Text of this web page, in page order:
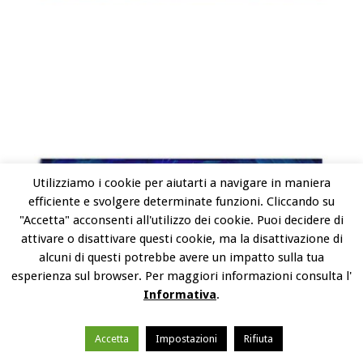
Utilizziamo i cookie per aiutarti a navigare in maniera
efficiente e svolgere determinate funzioni. Cliccando su
"Accetta" acconsenti all'utilizzo dei cookie. Puoi decidere di
attivare o disattivare questi cookie, ma la disattivazione di
alcuni di questi potrebbe avere un impatto sulla tua
esperienza sul browser. Per maggiori informazioni consulta l'
Informativa.
Accetta Impostazioni Rifiuta